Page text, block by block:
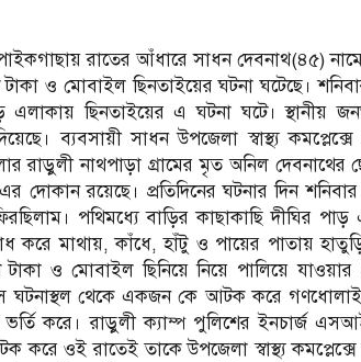
রাতের আঁধারে সাধন দেবনাথ(৪৫)
ও মোবাইল ছিনতাইয়ের ঘটনা ঘটেছে।
ছিনতাইয়ের এ ঘটনা ঘটে। স্থানীয়
ব্যবসায়ী সাধন উপজেলা স্বাস্থ্য
রাড়ুলী নাথপাড়া গ্রামের মৃত অনিল দেবনাথের
দোকান রয়েছে। প্রতিদিনের ঘটনার দিন
পথিমধ্যে বাড়ির কাছাকাছি দীঘির
মাথায়, কাঁধে, হাঁটু ও পায়ের পাতায়
ও মোবাইল ছিনিয়ে নিয়ে পালিয়ে
ঘটনাস্থল থেকে একজন কে আটক করে গণধোলাই
ভর্তি করে। রাড়ুলী ক্যাম্প পুলিশের ইনচার্জ
ওই রাতেই তাকে উপজেলা স্বাস্থ্য